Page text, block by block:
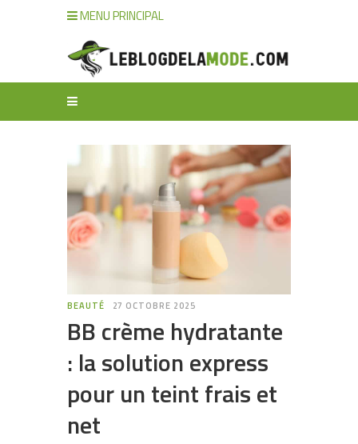
MENU PRINCIPAL
BEAUTÉ 27 OCTOBRE 2025
BB crème hydratante
: la solution express
pour un teint frais et
net